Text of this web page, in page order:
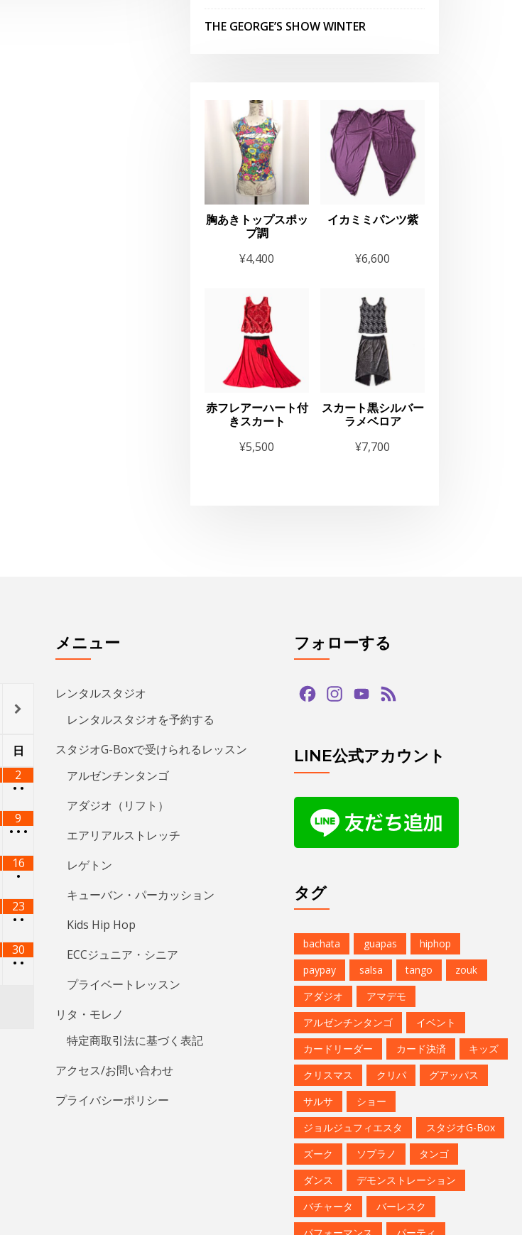
THE GEORGE’S SHOW WINTER
胸あきトップスポッ
プ調
¥4,400
イカミミパンツ紫
¥6,600
赤フレアーハート付
きスカート
¥5,500
スカート黒シルバー
ラメベロア
¥7,700
日
2
• •
9
• • •
16
•
23
• •
30
• •
メニュー
レンタルスタジオ
レンタルスタジオを予約する
スタジオG-Boxで受けられるレッスン
アルゼンチンタンゴ
アダジオ（リフト）
エアリアルストレッチ
レゲトン
キューバン・パーカッション
Kids Hip Hop
ECCジュニア・シニア
プライベートレッスン
リタ・モレノ
特定商取引法に基づく表記
アクセス/お問い合わせ
プライバシーポリシー
フォローする
FacebookInstagramYouTube
LINE公式アカウント
タグ
bachata guapas
hiphop
paypay
salsa tango
zouk
アダジオ
アマデモ
アルゼンチンタンゴ
イベント
カードリーダー
カード決済
キッズ
クリスマス
クリパ
グアッパス
サルサ
ショー
ジョルジュフィエスタ
スタジオG-Box
ズーク
ソプラノ
タンゴ
ダンス
デモンストレーション
バチャータ
バーレスク